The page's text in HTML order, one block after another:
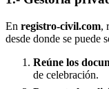
En registro-civil.com,
desde donde se puede
Reúne los
de celebración.